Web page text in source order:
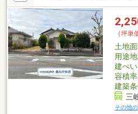
（坪単
土地
用途
建ぺ
容積率
建築
三
その他